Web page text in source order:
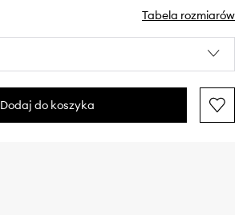
Tabela rozmiarów
Dodaj do koszyka